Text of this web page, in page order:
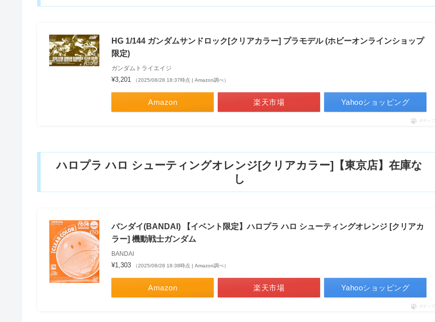
HG 1/144 ガンダムサンドロック[クリアカラー] プラモデル (ホビーオンラインショップ
限定)
ガンダムトライエイジ
¥3,201 （2025/08/28 18:37時点 | Amazon調べ）
Amazon 楽天市場 Yahooショッピング
ポチップ
ハロプラ ハロ シューティングオレンジ[クリアカラー]【東京店】在庫な
し
バンダイ(BANDAI) 【イベント限定】ハロプラ ハロ シューティングオレンジ [クリアカ
ラー] 機動戦士ガンダム
BANDAI
¥1,303 （2025/08/28 18:38時点 | Amazon調べ）
Amazon 楽天市場 Yahooショッピング
ポチップ